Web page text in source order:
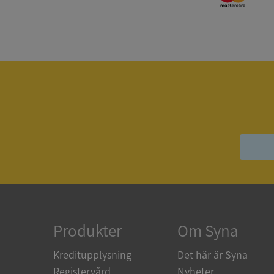
Produkter
Kreditupplysning
Om Syna
Det här är Syna
Strikt nödvändiga
Namn
ARRAffinity